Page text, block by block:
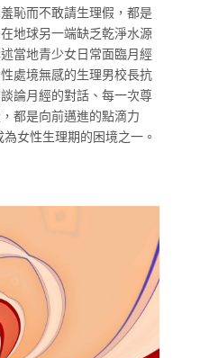
恥而不敢請生理假，都是
地球另一端缺乏乾淨水源
當地青少女日常面臨月經
處境無感的生理男校長抗
論月經的對話、每一次尊
都是向前邁進的點滴力
女性生理期的困境之一。